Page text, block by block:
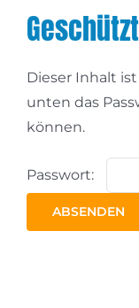
Dieser Inhalt
unten das
können.
Passwort: